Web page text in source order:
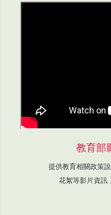
教育部
提供教育相關政策
花絮等影片資訊